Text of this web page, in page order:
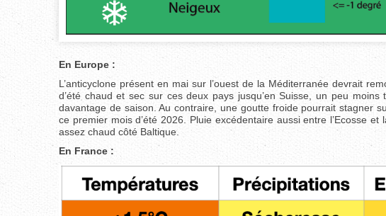
En Europe :
L’anticyclone présent en mai sur l’ouest de la Méditerranée devrait
d’été chaud et sec sur ces deux pays jusqu’en Suisse, un peu
davantage de saison. Au contraire, une goutte froide pourrait stagner
ce premier mois d’été 2026. Pluie excédentaire aussi entre l’Ecosse
assez chaud côté Baltique.
En France :